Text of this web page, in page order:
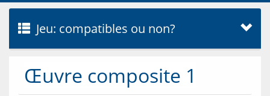
Jeu: compatibles ou non?
Œuvre composite 1